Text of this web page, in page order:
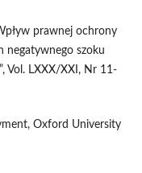
prawnej ochrony
negatywnego szoku
Vol. LXXX/XXI, Nr 11-
Oxford University